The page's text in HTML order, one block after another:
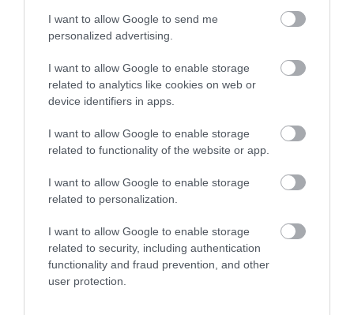
I want to allow Google to send me
personalized advertising.
I want to allow Google to enable storage
related to analytics like cookies on web or
device identifiers in apps.
I want to allow Google to enable storage
related to functionality of the website or app.
I want to allow Google to enable storage
related to personalization.
I want to allow Google to enable storage
related to security, including authentication
functionality and fraud prevention, and other
user protection.